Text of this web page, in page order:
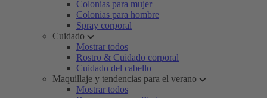
Colonias para mujer
Colonias para hombre
Spray corporal
Cuidado
Mostrar todos
Rostro & Cuidado corporal
Cuidado del cabello
Maquillaje y tendencias para el verano
Mostrar todos